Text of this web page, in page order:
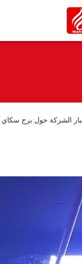
الشركة حول برج سكاي